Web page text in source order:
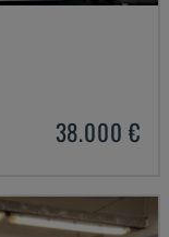
38.000 €